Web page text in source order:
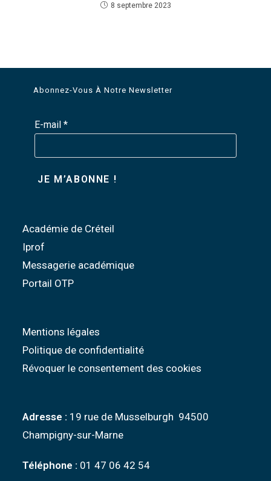
8 septembre 2023
Abonnez-Vous À Notre Newsletter
E-mail*
Académie de Créteil
Iprof
Messagerie académique
Portail OTP
Mentions légales
Politique de confidentialité
Révoquer le consentement des cookies
Adresse : 19 rue de Musselburgh 94500
Champigny-sur-Marne
Téléphone : 01 47 06 42 54